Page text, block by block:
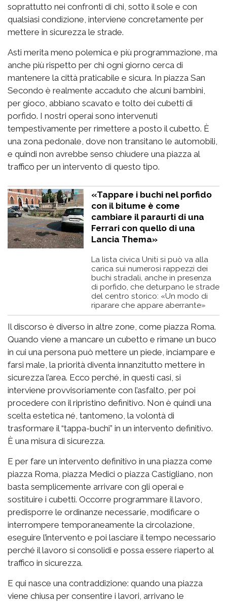
soprattutto nei confronti di chi, sotto il sole e con
qualsiasi condizione, interviene concretamente per
mettere in sicurezza le strade.
Asti merita meno polemica e più programmazione, ma
anche più rispetto per chi ogni giorno cerca di
mantenere la città praticabile e sicura. In piazza San
Secondo è realmente accaduto che alcuni bambini,
per gioco, abbiano scavato e tolto dei cubetti di
porfido. I nostri operai sono intervenuti
tempestivamente per rimettere a posto il cubetto. È
una zona pedonale, dove non transitano le automobili,
e quindi non avrebbe senso chiudere una piazza al
traffico per un intervento di questo tipo.
«Tappare i buchi nel porfido
con il bitume è come
cambiare il paraurti di una
Ferrari con quello di una
Lancia Thema»
La lista civica Uniti si può va alla
carica sui numerosi rappezzi dei
buchi stradali, anche in presenza
di porfido, che deturpano le strade
del centro storico: «Un modo di
riparare che appare aberrante»
Il discorso è diverso in altre zone, come piazza Roma.
Quando viene a mancare un cubetto e rimane un buco
in cui una persona può mettere un piede, inciampare e
farsi male, la priorità diventa innanzitutto mettere in
sicurezza l’area. Ecco perché, in questi casi, si
interviene provvisoriamente con l’asfalto, per poi
procedere con il ripristino definitivo. Non è quindi una
scelta estetica né, tantomeno, la volontà di
trasformare il “tappa-buchi” in un intervento definitivo.
È una misura di sicurezza.
E per fare un intervento definitivo in una piazza come
piazza Roma, piazza Medici o piazza Castigliano, non
basta semplicemente arrivare con gli operai e
sostituire i cubetti. Occorre programmare il lavoro,
predisporre le ordinanze necessarie, modificare o
interrompere temporaneamente la circolazione,
eseguire l’intervento e poi lasciare il tempo necessario
perché il lavoro si consolidi e possa essere riaperto al
traffico in sicurezza.
E qui nasce una contraddizione: quando una piazza
viene chiusa per consentire i lavori, arrivano le